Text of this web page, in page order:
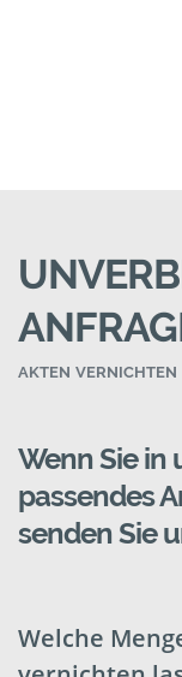
AKTEN VERNICHTEN
Wenn Sie in
passendes
senden Sie
Welche